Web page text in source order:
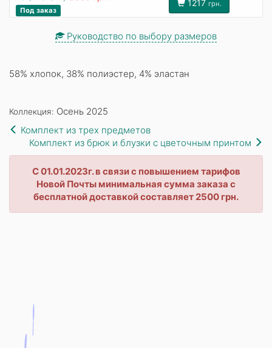
Под заказ
1217 грн.
Руководство по выбору размеров
58% хлопок, 38% полиэстер, 4% эластан
Коллекция: Осень 2025
Комплект из трех предметов
Комплект из брюк и блузки с цветочным принтом
С 01.01.2023г. в связи с повышением тарифов
Новой Почты минимальная сумма заказа с
бесплатной доставкой составляет 2500 грн.